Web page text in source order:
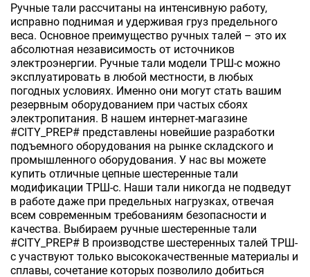
Ручные тали рассчитаны на интенсивную работу,
исправно поднимая и удерживая груз предельного
веса. Основное преимущество ручных талей – это их
абсолютная независимость от источников
электроэнергии. Ручные тали модели ТРШ-с можно
эксплуатировать в любой местности, в любых
погодных условиях. Именно они могут стать вашим
резервным оборудованием при частых сбоях
электропитания. В нашем интернет-магазине
#CITY_PREP# представлены новейшие разработки
подъемного оборудования на рынке складского и
промышленного оборудования. У нас вы можете
купить отличные цепные шестеренные тали
модификации ТРШ-с. Наши тали никогда не подведут
в работе даже при предельных нагрузках, отвечая
всем современным требованиям безопасности и
качества. Выбираем ручные шестеренные тали
#CITY_PREP# В производстве шестеренных талей ТРШ-
с участвуют только высококачественные материалы и
сплавы, сочетание которых позволило добиться